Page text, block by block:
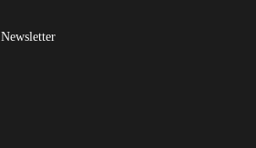
Newsletter